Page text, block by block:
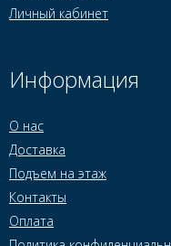
Личный кабинет
Информация
О нас
Доставка
Подъем на этаж
Контакты
Оплата